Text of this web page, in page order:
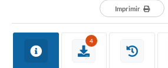
Imprimir
4